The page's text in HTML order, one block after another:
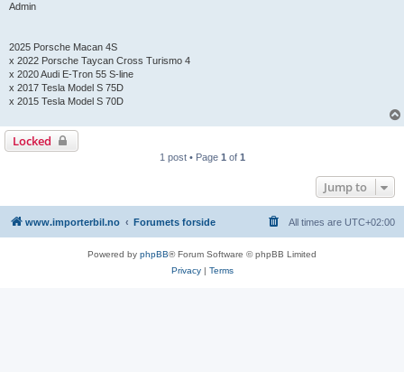
Admin
2025 Porsche Macan 4S
x 2022 Porsche Taycan Cross Turismo 4
x 2020 Audi E-Tron 55 S-line
x 2017 Tesla Model S 75D
x 2015 Tesla Model S 70D
Locked
1 post • Page 1 of 1
Jump to
www.importerbil.no Forumets forside All times are UTC+02:00
Powered by phpBB® Forum Software © phpBB Limited
Privacy| Terms